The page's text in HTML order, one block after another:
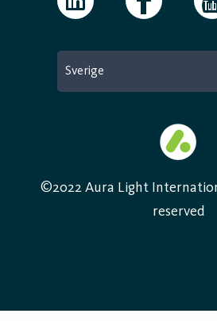
Sverige
©2022 Aura Light
reserved